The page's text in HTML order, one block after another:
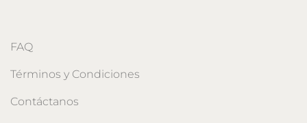
FAQ
Términos y Condiciones
Contáctanos